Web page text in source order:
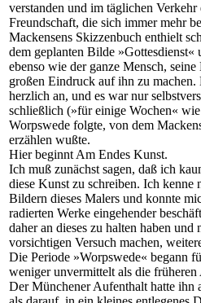
verstanden und im täglichen Verkehr
Freundschaft, die sich immer mehr
Mackensens Skizzenbuch enthielt
dem geplanten Bilde »Gottesdienst«
ebenso wie der ganze Mensch,
großen Eindruck auf ihn zu
herzlich an, und es war nur
schließlich (»für einige Wochen«
Worpswede folgte, von dem
erzählen wußte.
Hier beginnt Am Endes Kunst.
Ich muß zunächst sagen, daß ich
diese Kunst zu schreiben. Ich kenne
Bildern dieses Malers und konnte
radierten Werke eingehender
daher an dieses zu halten haben und
vorsichtigen Versuch machen,
Die Periode »Worpswede« begann
weniger unvermittelt als die früheren
Der Münchener Aufenthalt hatte ihn